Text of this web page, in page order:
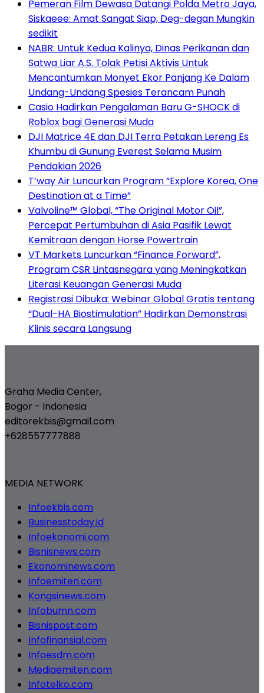
Pemeran Film Dewasa Datangi Polda Metro Jaya,
Siskaeee: Amat Sangat Siap, Deg-degan Mungkin
sedikit
NABR: Untuk Kedua Kalinya, Dinas Perikanan dan
Satwa Liar A.S. Tolak Petisi Aktivis Untuk
Mencantumkan Monyet Ekor Panjang Ke Dalam
Undang-Undang Spesies Terancam Punah
Casio Hadirkan Pengalaman Baru G-SHOCK di
Roblox bagi Generasi Muda
DJI Matrice 4E dan DJI Terra Petakan Lereng Es
Khumbu di Gunung Everest Selama Musim
Pendakian 2026
T’way Air Luncurkan Program “Explore Korea, One
Destination at a Time”
Valvoline™ Global, “The Original Motor Oil”,
Percepat Pertumbuhan di Asia Pasifik Lewat
Kemitraan dengan Horse Powertrain
VT Markets Luncurkan “Finance Forward”,
Program CSR Lintasnegara yang Meningkatkan
Literasi Keuangan Generasi Muda
Registrasi Dibuka: Webinar Global Gratis tentang
“Dual-HA Biostimulation” Hadirkan Demonstrasi
Klinis secara Langsung
Graha Media Center,
Bogor - Indonesia
editorekbis@gmail.com
+628557777888
MEDIA NETWORK
Infoekbis.com
Businesstoday.id
Infoekonomi.com
Bisnisnews.com
Ekonominews.com
Infoemiten.com
Kongsinews.com
Infobumn.com
Bisnispost.com
Infofinansial.com
Infoesdm.com
Mediaemiten.com
Infotelko.com